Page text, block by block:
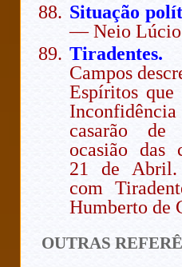
Situação
— Neio
Tiradentes.
Campos
Espíritos que
casarão
ocasião das
21 de Abril.
com
Humberto de
OUTRAS